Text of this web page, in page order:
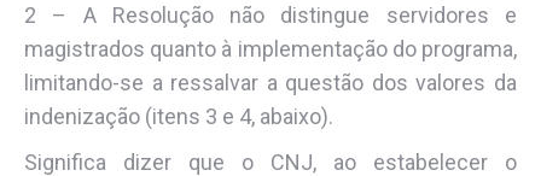
2 – A Resolução não distingue servidores e
magistrados quanto à implementação do programa,
limitando-se a ressalvar a questão dos valores da
indenização (itens 3 e 4, abaixo).
Significa dizer que o CNJ, ao estabelecer o